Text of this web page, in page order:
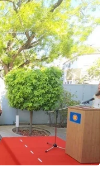
chất ma túy; 12
cát đen san
chứng minh
8 vụ, 8 đối
bán vũ khí,
.
Vietnam+)